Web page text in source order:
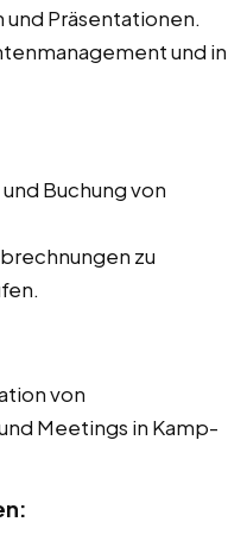
Präsentationen.
und in
Buchung von
zu
von
Meetings in Kamp-